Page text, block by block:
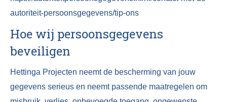
autoriteit-persoonsgegevens/tip-ons
Hoe wij persoonsgegevens
beveiligen
Hettinga Projecten neemt de bescherming van jouw
gegevens serieus en neemt passende maatregelen om